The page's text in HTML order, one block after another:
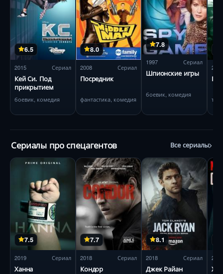
6.5
2015 Сериал
Кей Си. Под
прикрытием
боевик, комедия
8.0
2008 Сериал
Посредник
фантастика, комедия
7.8
1997 Сериал
Шпионские игры
боевик, комедия
2015
Сериалы про спецагентов Все сериалы
7.5
2019 Сериал
Ханна
7.7
2018 Сериал
Кондор
8.1
2018 Сериал
Джек Райан
2020